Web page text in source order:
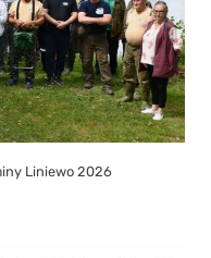
Liniewo 2026